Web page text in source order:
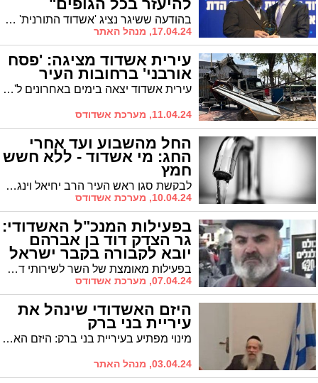
להיעזר בכל הגופים"
בהודעה ששיגר נציג 'אשדוד התורנית' הרב יהושע טננהויז לראשי הקהילות, הוא מבהיר: "אין בעיה לקחת מימון מכל גוף שהוא"
17.04.24, מנהל האתר
עירית אשדוד מציגה: 'פסח
אורבני' ברחובות העיר
עירית אשדוד יצאה בימים באחרונים ל'מבצע ניקיון' יסודי ברחובות העיר לקראת חג הפסח.
11.04.24, מערכת אשדודס
החל מהשבוע ועד אחרי
החג: מי אשדוד - ללא חשש
חמץ
לבקשת סגן ראש העיר הרב יחיאל וינגרטן, מתחילת השבוע ועד לאחר חג הפסח חברת 'מקורות' מספקת מים לתושבי אשדוד שמקורם במי קידוחים ומי ים מותפלים בלבד.
10.04.24, מערכת אשדודס
בפעילות המנכ"ל האשדודי:
גר הצדק דוד בן אברהם
יובא לקבורה בקבר ישראל
בפעילות מאומצת של השר לשירותי דת הרב מיכאל מלכיאלי, ומנכ"ל משרדו מאשדוד הרב יהודה אבידן, מחר יובא גר הצדק דוד בן אברהם שנהרג בשגגה על ידי חייל צה"ל בצומת גוש עציון, לקבורה בקבר ישראל, בבית עלמין בשומרון
07.04.24, מערכת אשדודס
היזם האשדודי שינהל את
עיריית בני ברק
מינוי מפתיע בעיריית בני ברק: היזם האשדודי המצליח, ישראל אירנשטיין מנכ"ל 'מגה בית', צפוי להתמנות למנכ"ל עיריית בני ברק
03.04.24, מנהל האתר